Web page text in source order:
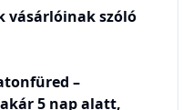
vásárlóinak szóló
–
5 nap alatt,